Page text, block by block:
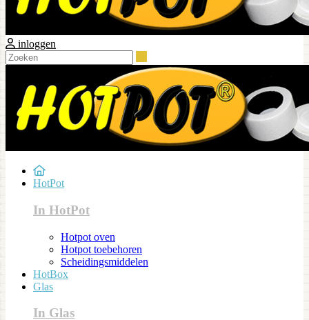
inloggen
HotPot
In HotPot
Hotpot oven
Hotpot toebehoren
Scheidingsmiddelen
HotBox
Glas
In Glas